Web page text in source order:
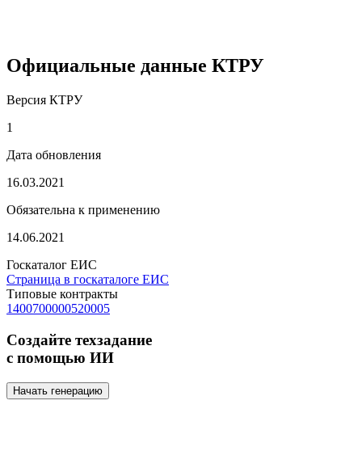
Официальные данные КТРУ
Версия КТРУ
1
Дата обновления
16.03.2021
Обязательна к применению
14.06.2021
Госкаталог ЕИС
Страница в госкаталоге ЕИС
Типовые контракты
1400700000520005
Создайте техзадание
с помощью ИИ
Начать генерацию